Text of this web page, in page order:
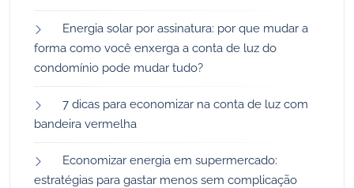
Energia solar por assinatura: por que mudar a
forma como você enxerga a conta de luz do
condomínio pode mudar tudo?
7 dicas para economizar na conta de luz com
bandeira vermelha
Economizar energia em supermercado:
estratégias para gastar menos sem complicação